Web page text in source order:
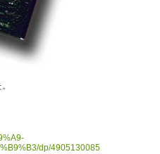
dp/4905130085